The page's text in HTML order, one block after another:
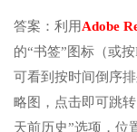
答案：利用Adobe
的“书签”图标（或
可看到按时间倒序
略图，点击即可跳
天前历史”选项，位